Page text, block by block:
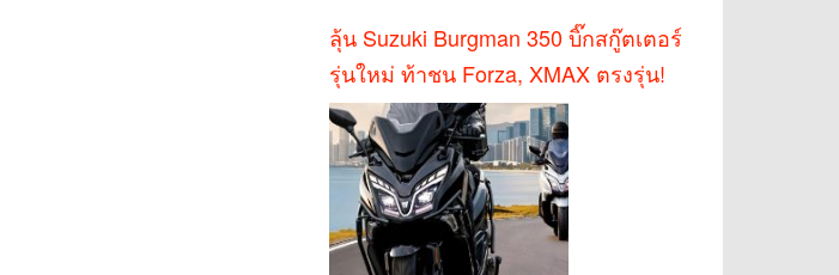
ลุ้น Suzuki Burgman 350 บิ๊กสกู๊ตเตอร์
รุ่นใหม่ ท้าชน Forza, XMAX ตรงรุ่น!